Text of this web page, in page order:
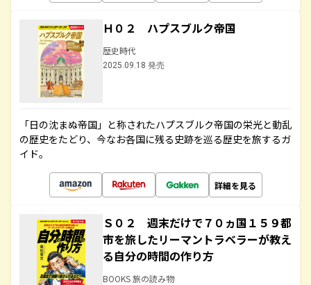
Ｈ０２ ハプスブルク帝国
歴史時代
2025.09.18 発売
「日の沈まぬ帝国」と称されたハプスブルク帝国の栄光と動乱
の歴史をたどり、今なお各国に残る史跡を巡る歴史を旅するガ
イド。
詳細を見る
Ｓ０２ 週末だけで７０ヵ国１５９都
市を旅したリーマントラベラーが教え
る自分の時間の作り方
BOOKS 旅の読み物